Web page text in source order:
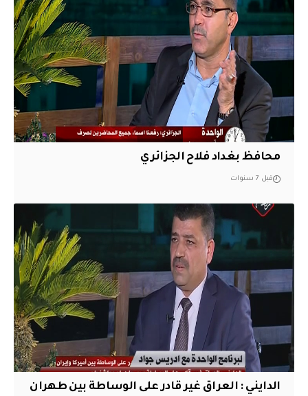
محافظ بغداد فلاح الجزائري
قبل 7 سنوات
الدايني : العراق غير قادر على الوساطة بين طهران